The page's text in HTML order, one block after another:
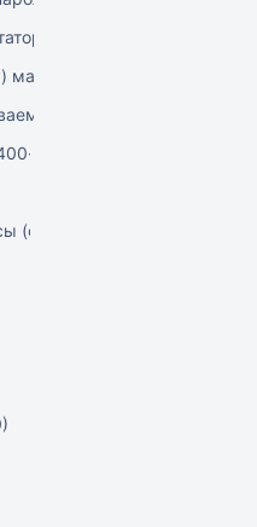
MES2300-xx/
максимального
версии ПО для
xx, MES37хх
(общие темы)